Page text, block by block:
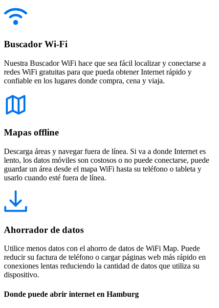
Buscador Wi-Fi
Nuestra Buscador WiFi hace que sea fácil localizar y conectarse a
redes WiFi gratuitas para que pueda obtener Internet rápido y
confiable en los lugares donde compra, cena y viaja.
Mapas offline
Descarga áreas y navegar fuera de línea. Si va a donde Internet es
lento, los datos móviles son costosos o no puede conectarse, puede
guardar un área desde el mapa WiFi hasta su teléfono o tableta y
usarlo cuando esté fuera de línea.
Ahorrador de datos
Utilice menos datos con el ahorro de datos de WiFi Map. Puede
reducir su factura de teléfono o cargar páginas web más rápido en
conexiones lentas reduciendo la cantidad de datos que utiliza su
dispositivo.
Donde puede abrir internet en Hamburg